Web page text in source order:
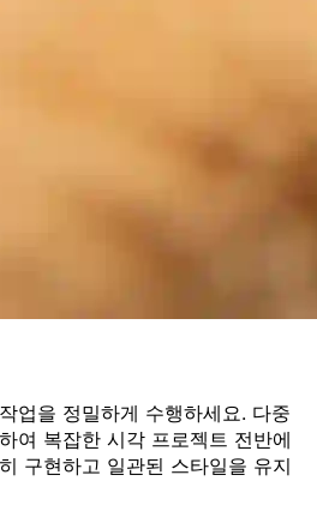
업을 정밀하게 수행하세요. 다중
여 복잡한 시각 프로젝트 전반에
구현하고 일관된 스타일을 유지